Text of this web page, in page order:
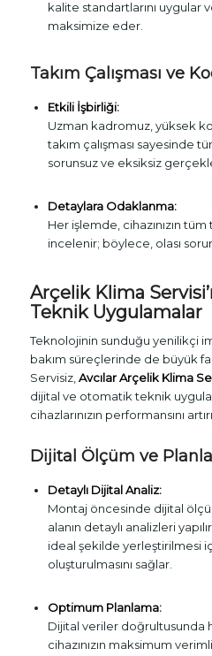
kalite standartlarını uygular
maksimize eder.
Takım Çalışması ve
Etkili İşbirliği:
Uzman kadromuz, yüksek
takım çalışması sayesinde
sorunsuz ve eksiksiz
Detaylara Odaklanma:
Her işlemde, cihazınızın
incelenir; böylece, olası
Arçelik Klima
Teknik Uygulamalar
Teknolojinin sunduğu yenilikçi
bakım süreçlerinde de büyük
Servisiz, Avcılar Arçelik Klima
dijital ve otomatik teknik
cihazlarınızın performansını
Dijital Ölçüm ve
Detaylı Dijital Analiz:
Montaj öncesinde dijital
alanın detaylı analizleri
ideal şekilde yerleştirilmesi
oluşturulmasını sağlar.
Optimum Planlama:
Dijital veriler doğrultusunda
cihazınızın maksimum